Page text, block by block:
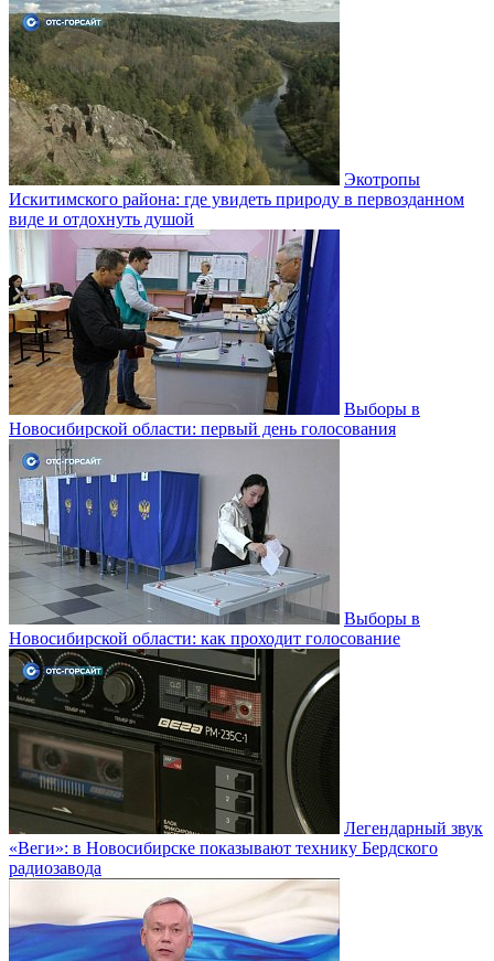
Экотропы
Искитимского района: где увидеть природу в первозданном
виде и отдохнуть душой
Выборы в
Новосибирской области: первый день голосования
Выборы в
Новосибирской области: как проходит голосование
Легендарный звук
«Веги»: в Новосибирске показывают технику Бердского
радиозавода